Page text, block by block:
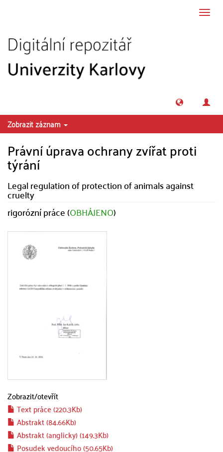
Zobrazit záznam
Právní úprava ochrany zvířat proti
týrání
Legal regulation of protection of animals against
cruelty
rigorózní práce (OBHÁJENO)
Zobrazit/otevřít
Text práce (220.3Kb)
Abstrakt (84.66Kb)
Abstrakt (anglicky) (149.3Kb)
Posudek vedoucího (50.65Kb)